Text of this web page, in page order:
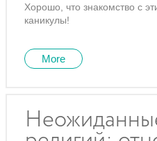
Хорошо, что знакомство с
каникулы!
More